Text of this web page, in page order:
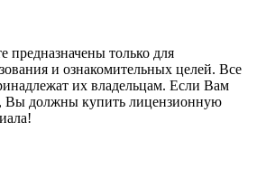
предназначены только для
и ознакомительных целей. Все
их владельцам. Если Вам
Вы должны купить лицензионную